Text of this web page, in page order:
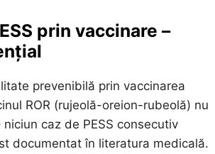
prin vaccinare –
prevenibilă prin vaccinarea
ROR (rujeolă-oreion-rubeolă) nu
niciun caz de PESS consecutiv
documentat în literatura medicală.